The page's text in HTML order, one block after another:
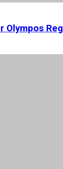
Olympos